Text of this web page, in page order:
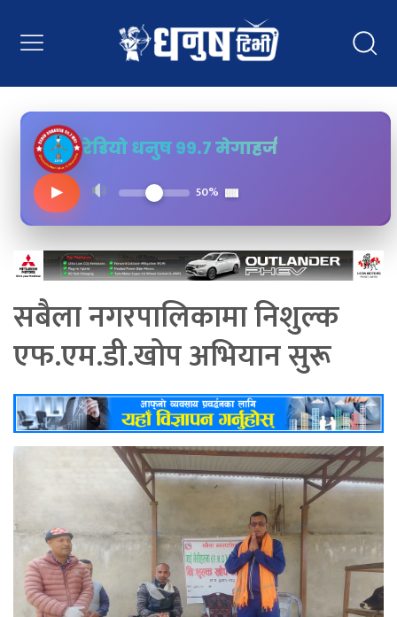
रेडियो धनुष ९९.७ मेगाहर्ज
▶
50%
सबैला नगरपालिकामा निशुल्क
एफ.एम.डी.खोप अभियान सुरू